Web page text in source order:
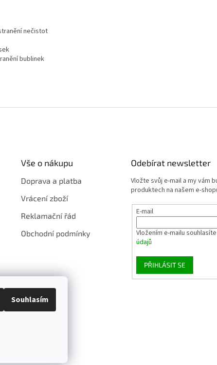
Souhlasím
nečistot
bublinek
Vše o nákupu
Doprava a platba
Vrácení zboží
Reklamační řád
Obchodní podmínky
Odebírat newsletter
Vložte svůj e-mail a my vám
produktech na našem e-
E-mail
Vložením e-mailu
údajů
PŘIHLÁSIT SE